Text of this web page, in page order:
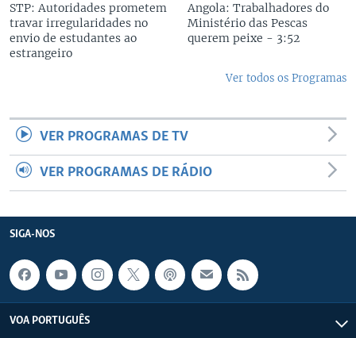
STP: Autoridades prometem
travar irregularidades no
envio de estudantes ao
estrangeiro
Angola: Trabalhadores do
Ministério das Pescas
querem peixe - 3:52
Ver todos os Programas
VER PROGRAMAS DE TV
VER PROGRAMAS DE RÁDIO
SIGA-NOS
VOA PORTUGUÊS